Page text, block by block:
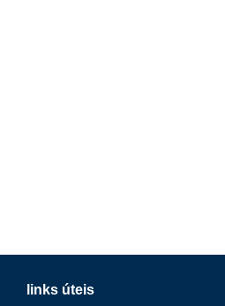
links úteis